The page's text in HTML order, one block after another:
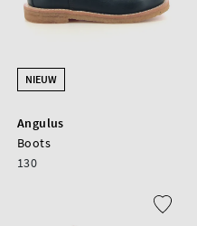
NIEUW
Angulus
Boots
130